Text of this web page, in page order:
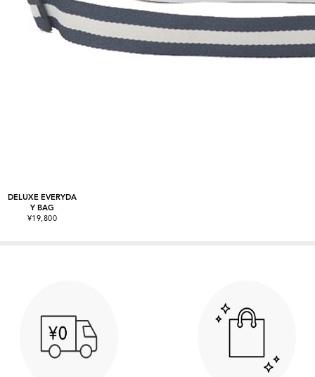
DELUXE EVERYDA
Y BAG
¥19,800